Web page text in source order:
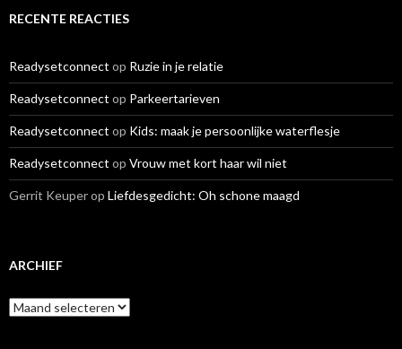
RECENTE REACTIES
Readysetconnect op Ruzie in je relatie
Readysetconnect op Parkeertarieven
Readysetconnect op Kids: maak je persoonlijke waterflesje
Readysetconnect op Vrouw met kort haar wil niet
Gerrit Keuperop Liefdesgedicht: Oh schone maagd
ARCHIEF
A
r